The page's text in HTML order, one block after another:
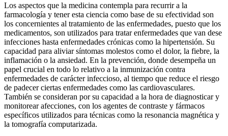
Los aspectos que la medicina contempla para recurrir a la
farmacología y tener esta ciencia como base de su efectividad son
los concernientes al tratamiento de las enfermedades, puesto que los
medicamentos, son utilizados para tratar enfermedades que van dese
infecciones hasta enfermedades crónicas como la hipertensión. Su
capacidad para aliviar síntomas molestos como el dolor, la fiebre, la
inflamación o la ansiedad. En la prevención, donde desempeña un
papel crucial en todo lo relativo a la inmunización contra
enfermedades de carácter infeccioso, al tiempo que reduce el riesgo
de padecer ciertas enfermedades como las cardiovasculares.
También se consideran por su capacidad a la hora de diagnosticar y
monitorear afecciones, con los agentes de contraste y fármacos
específicos utilizados para técnicas como la resonancia magnética y
la tomografía computarizada.